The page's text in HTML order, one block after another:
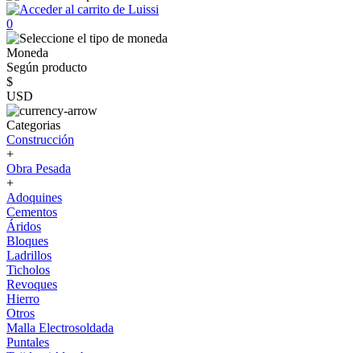
0
Moneda
Según producto
$
USD
Categorias
Construcción
+
Obra Pesada
+
Adoquines
Cementos
Áridos
Bloques
Ladrillos
Ticholos
Revoques
Hierro
Otros
Malla Electrosoldada
Puntales